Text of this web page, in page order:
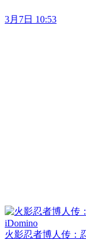
3月7日 10:53
火影忍者博人传：